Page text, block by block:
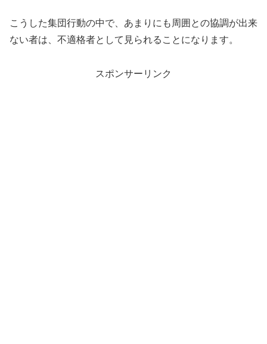
こうした集団行動の中で、あまりにも周囲との協調が出来
ない者は、不適格者として見られることになります。
スポンサーリンク